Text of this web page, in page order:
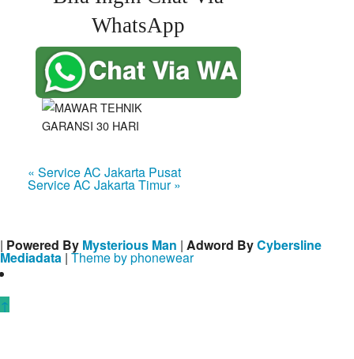
WhatsApp
« Service AC Jakarta Pusat
Service AC Jakarta Timur »
| Powered By Mysterious Man | Adword ByCybersline
Mediadata | Theme by phonewear
↑